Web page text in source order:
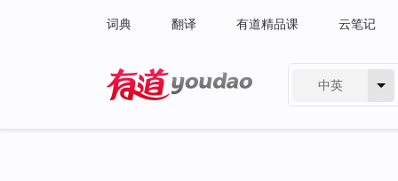
词典 翻译 有道精品课 云笔记
中英